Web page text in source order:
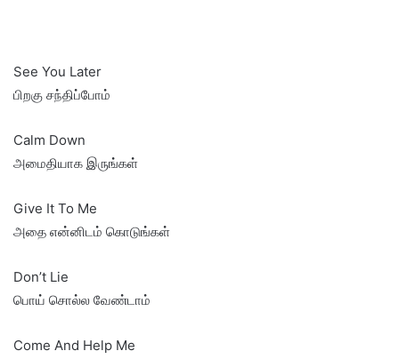
See You Later
பிறகு சந்திப்போம்
Calm Down
அமைதியாக இருங்கள்
Give It To Me
அதை என்னிடம் கொடுங்கள்
Don’t Lie
பொய் சொல்ல வேண்டாம்
Come And Help Me